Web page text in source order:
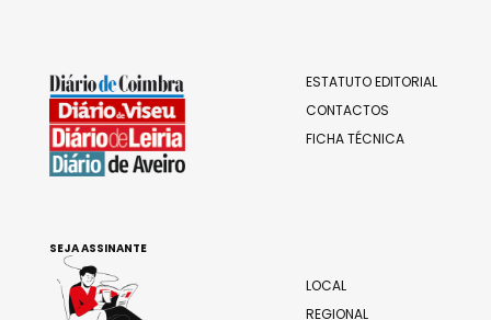
ESTATUTO EDITORIAL
CONTACTOS
FICHA TÉCNICA
LOCAL
REGIONAL
SEJA ASSINANTE